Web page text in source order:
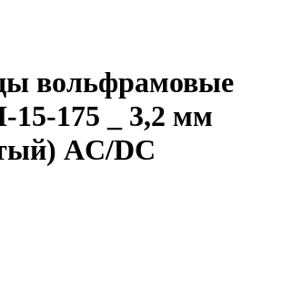
вольфрамовые
175 _ 3,2 мм
AC/DC